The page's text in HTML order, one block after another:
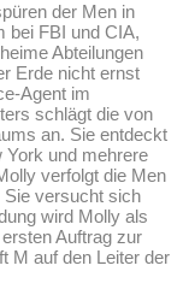
der Men in
bei FBI und CIA,
Abteilungen
Erde nicht ernst
Agent im
schlägt die von
an. Sie entdeckt
und mehrere
verfolgt die Men
Sie versucht sich
wird Molly als
Auftrag zur
M auf den Leiter der